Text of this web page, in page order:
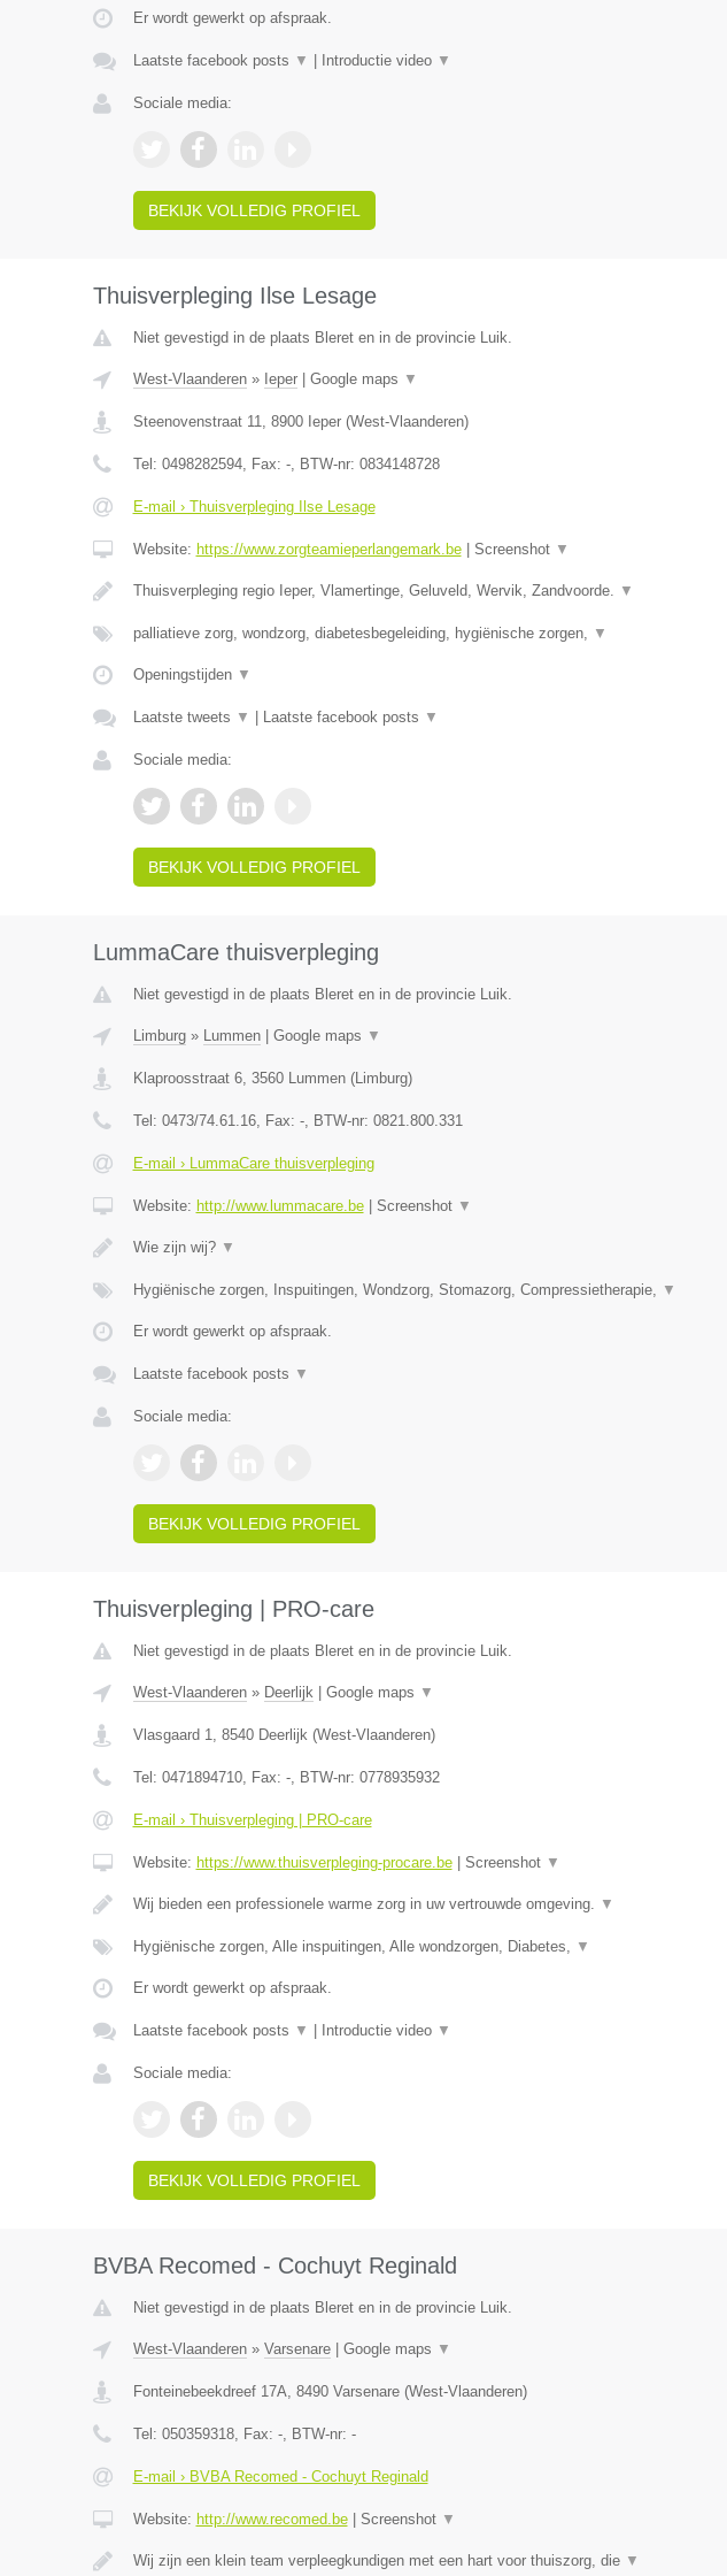
Er wordt gewerkt op afspraak.
Laatste facebook posts ▼ Introductie video ▼
Sociale media:
BEKIJK VOLLEDIG PROFIEL
Thuisverpleging Ilse Lesage
Niet gevestigd in de plaats Bleret en in de provincie Luik.
West-Vlaanderen» Ieper| Google maps ▼
Steenovenstraat 11, 8900 Ieper(West-Vlaanderen)
Tel: 0498282594, Fax: -, BTW-nr: 0834148728
E-mail › Thuisverpleging Ilse Lesage
Website: https://www.zorgteamieperlangemark.be| Screenshot ▼
Thuisverpleging regio Ieper, Vlamertinge, Geluveld, Wervik, Zandvoorde. ▼
palliatieve zorg, wondzorg, diabetesbegeleiding, hygiënische zorgen, ▼
Openingstijden ▼
Laatste tweets ▼ Laatste facebook posts ▼
Sociale media:
BEKIJK VOLLEDIG PROFIEL
LummaCare thuisverpleging
Niet gevestigd in de plaats Bleret en in de provincie Luik.
Limburg» Lummen| Google maps ▼
Klaproosstraat 6, 3560 Lummen(Limburg)
Tel: 0473/74.61.16, Fax: -, BTW-nr: 0821.800.331
E-mail › LummaCare thuisverpleging
Website: http://www.lummacare.be| Screenshot ▼
Wie zijn wij? ▼
Hygiënische zorgen, Inspuitingen, Wondzorg, Stomazorg, Compressietherapie, ▼
Er wordt gewerkt op afspraak.
Laatste facebook posts ▼
Sociale media:
BEKIJK VOLLEDIG PROFIEL
Thuisverpleging | PRO-care
Niet gevestigd in de plaats Bleret en in de provincie Luik.
West-Vlaanderen» Deerlijk| Google maps ▼
Vlasgaard 1, 8540 Deerlijk(West-Vlaanderen)
Tel: 0471894710, Fax: -, BTW-nr: 0778935932
E-mail › Thuisverpleging | PRO-care
Website: https://www.thuisverpleging-procare.be| Screenshot ▼
Wij bieden een professionele warme zorg in uw vertrouwde omgeving. ▼
Hygiënische zorgen, Alle inspuitingen, Alle wondzorgen, Diabetes, ▼
Er wordt gewerkt op afspraak.
Laatste facebook posts ▼ Introductie video ▼
Sociale media:
BEKIJK VOLLEDIG PROFIEL
BVBA Recomed - Cochuyt Reginald
Niet gevestigd in de plaats Bleret en in de provincie Luik.
West-Vlaanderen» Varsenare| Google maps ▼
Fonteinebeekdreef 17A, 8490 Varsenare(West-Vlaanderen)
Tel: 050359318, Fax: -, BTW-nr: -
E-mail › BVBA Recomed - Cochuyt Reginald
Website: http://www.recomed.be| Screenshot ▼
Wij zijn een klein team verpleegkundigen met een hart voor thuiszorg, die ▼